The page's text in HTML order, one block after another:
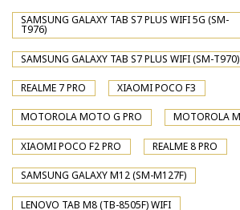
SAMSUNG GALAXY TAB S7 PLUS WIFI 5G (SM-
T976)
SAMSUNG GALAXY TAB S7 PLUS WIFI (SM-T970)
REALME 7 PRO XIAOMI POCO F3
MOTOROLA MOTO G PRO MOTOROLA
XIAOMI POCO F2 PRO REALME 8 PRO
SAMSUNG GALAXY M12 (SM-M127F)
LENOVO TAB M8 (TB-8505F) WIFI